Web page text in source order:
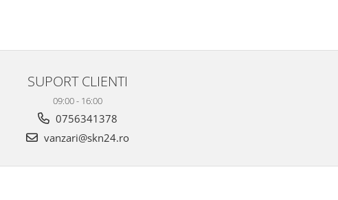
SUPORT CLIENTI
09:00 - 16:00
0756341378
vanzari@skn24.ro